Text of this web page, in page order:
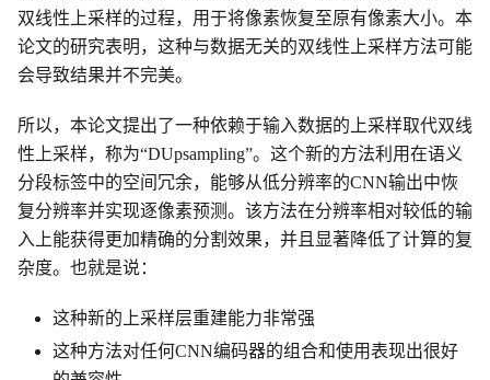
双线性上采样的过程，用于将像素恢复至原有像素大小。本
论文的研究表明，这种与数据无关的双线性上采样方法可能
会导致结果并不完美。
所以，本论文提出了一种依赖于输入数据的上采样取代双线
性上采样，称为“DUpsampling”。这个新的方法利用在语义
分段标签中的空间冗余，能够从低分辨率的CNN输出中恢
复分辨率并实现逐像素预测。该方法在分辨率相对较低的输
入上能获得更加精确的分割效果，并且显著降低了计算的复
杂度。也就是说：
这种新的上采样层重建能力非常强
这种方法对任何CNN编码器的组合和使用表现出很好